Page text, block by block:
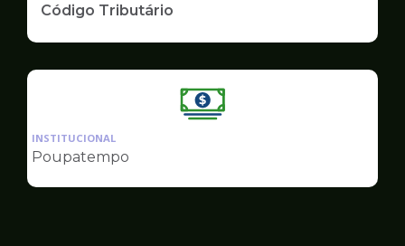
Código Tributário
Ilustração
Finanças
INSTITUCIONAL
Poupatempo